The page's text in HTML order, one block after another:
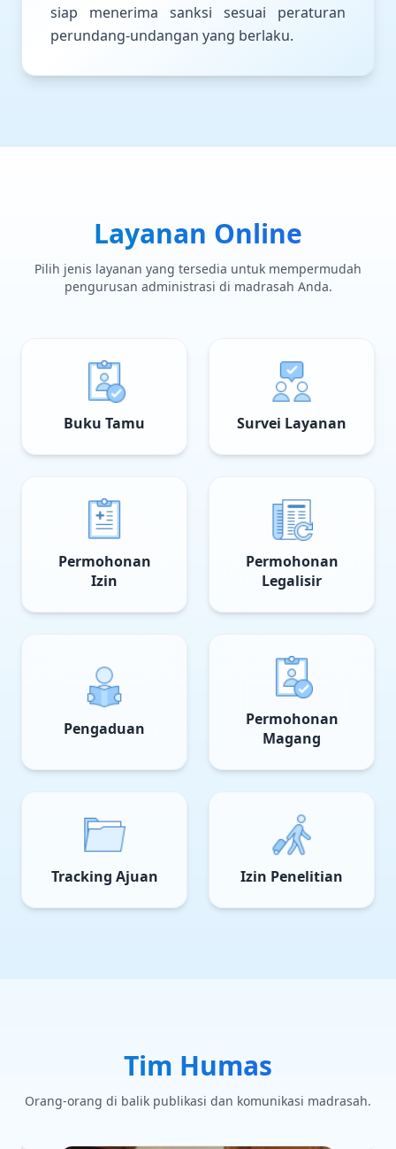
siap menerima sanksi sesuai peraturan
perundang-undangan yang berlaku.
Layanan Online
Pilih jenis layanan yang tersedia untuk mempermudah
pengurusan administrasi di madrasah Anda.
Buku Tamu Survei Layanan
Permohonan
Izin
Permohonan
Legalisir
Pengaduan
Permohonan
Magang
Tracking Ajuan Izin Penelitian
Tim Humas
Orang-orang di balik publikasi dan komunikasi madrasah.